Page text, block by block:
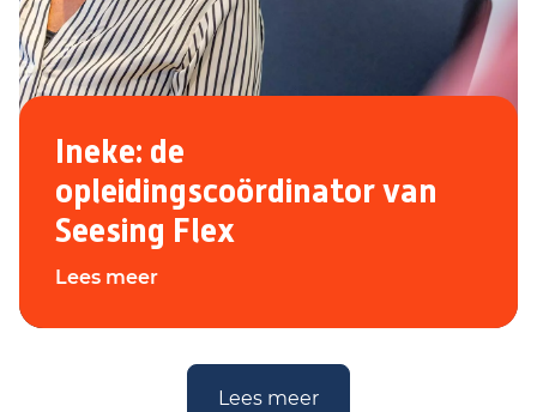
Ineke: de
opleidingscoördinator van
Seesing Flex
Lees meer
Lees meer